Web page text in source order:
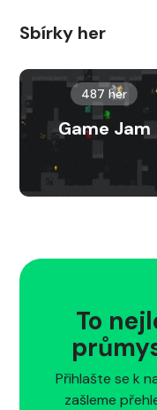
Sbírky her
487 her
Game Jam
To
Přihlašte se k
zašleme